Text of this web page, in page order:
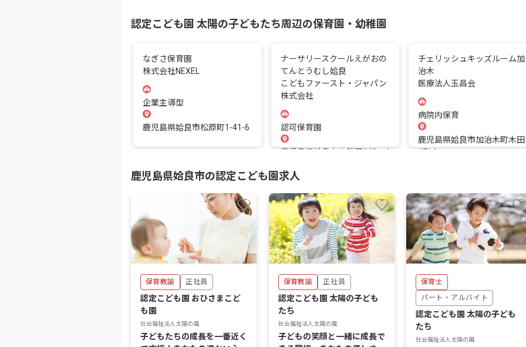
認定こども園 太陽の子どもたち周辺の保育園・幼稚園
なぎさ保育園
株式会社NEXEL
企業主導型
鹿児島県姶良市松原町1-41-6
ナーサリースクールえがおの
てんとうむし姶良
こどもファースト・ジャパン
株式会社
認可保育園
鹿児島県姶良市東餠田643‐1
チェリッシュキッズルーム加
治木
医療法人玉昌会
病院内保育
鹿児島県姶良市加治木町木田
4714
鹿児島県姶良市の認定こども園求人
保育教諭 正社員
認定こども園 おひさまこど
も園
社会福祉法人太陽の風
子どもたちの成長を一番近く
保育教諭 正社員
認定こども園 太陽の子ども
たち
社会福祉法人太陽の風
子どもの笑顔と一緒に成長で
保育士
パート・アルバイト
認定こども園 太陽の子ども
たち
社会福祉法人太陽の風